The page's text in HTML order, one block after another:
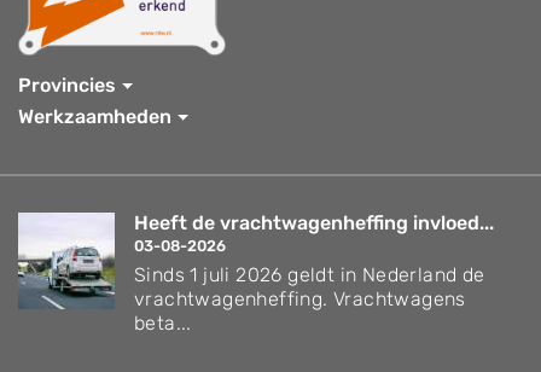
Provincies
Werkzaamheden
Heeft de vrachtwagenheffing invloed...
03-08-2026
Sinds 1 juli 2026 geldt in Nederland de
vrachtwagenheffing. Vrachtwagens
beta...